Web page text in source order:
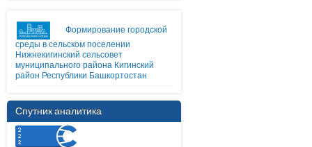
Формирование городской
среды в сельском поселении
Нижнекигинский сельсовет
муниципального района Кигинский
район Республики Башкортостан
Спутник аналитика